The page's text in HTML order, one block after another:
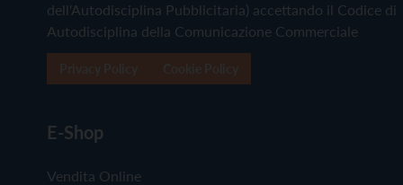
dell'Autodisciplina Pubblicitaria) accettando il Codice di
Autodisciplina della Comunicazione Commerciale
E-Shop
Vendita Online